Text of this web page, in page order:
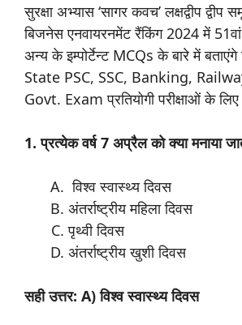
सुरक्षा अभ्यास ‘सागर कवच’ लक्षद्वीप
बिजनेस एनवायरनमेंट रैंकिंग 2024 में
अन्य के इम्पोर्टेन्ट MCQs के बारे में
State PSC, SSC, Banking,
Govt. Exam प्रतियोगी परीक्षाओं के
1. प्रत्येक वर्ष 7 अप्रैल को क्या मनाया
विश्व स्वास्थ्य दिवस
अंतर्राष्ट्रीय महिला दिवस
पृथ्वी दिवस
अंतर्राष्ट्रीय खुशी दिवस
सही उत्तर: A) विश्व स्वास्थ्य दिवस